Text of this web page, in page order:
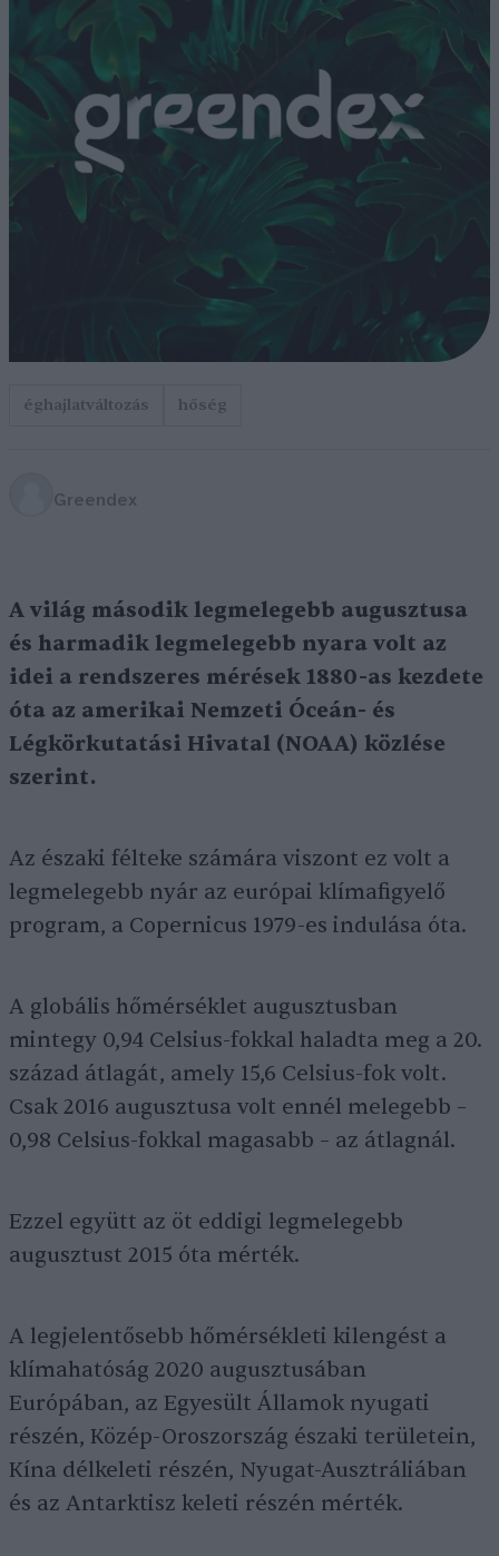
éghajlatváltozás hőség
Greendex
A világ második legmelegebb augusztusa
és harmadik legmelegebb nyara volt az
idei a rendszeres mérések 1880-as kezdete
óta az amerikai Nemzeti Óceán- és
Légkörkutatási Hivatal (NOAA) közlése
szerint.
Az északi félteke számára viszont ez volt a
legmelegebb nyár az európai klímafigyelő
program, a Copernicus 1979-es indulása óta.
A globális hőmérséklet augusztusban
mintegy 0,94 Celsius-fokkal haladta meg a 20.
század átlagát, amely 15,6 Celsius-fok volt.
Csak 2016 augusztusa volt ennél melegebb –
0,98 Celsius-fokkal magasabb – az átlagnál.
Ezzel együtt az öt eddigi legmelegebb
augusztust 2015 óta mérték.
A legjelentősebb hőmérsékleti kilengést a
klímahatóság 2020 augusztusában
Európában, az Egyesült Államok nyugati
részén, Közép-Oroszország északi területein,
Kína délkeleti részén, Nyugat-Ausztráliában
és az Antarktisz keleti részén mérték.